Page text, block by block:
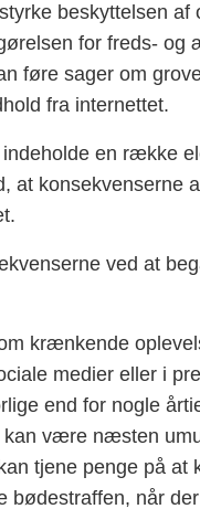
beskyttelsen
for freds-
føre sager om
fra internettet.
en række
at konsekvenserne
ved at
krænkende
medier eller i
end for nogle
kan være næsten
tjene penge på
bødestraffen, når